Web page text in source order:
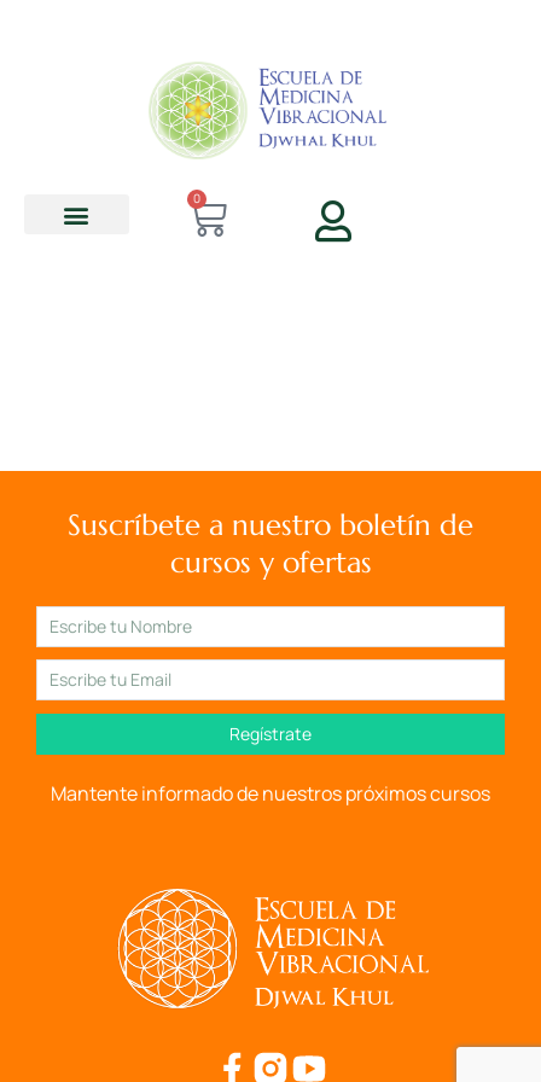
0
Suscríbete a nuestro boletín de
cursos y ofertas
Regístrate
Mantente informado de nuestros próximos cursos